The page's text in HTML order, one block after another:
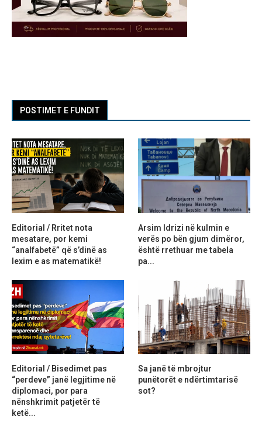
POSTIMET E FUNDIT
Editorial / Rritet nota
mesatare, por kemi
“analfabetë” që s’dinë as
lexim e as matematikë!
Arsim Idrizi në kulmin e
verës po bën gjum dimëror,
është rrethuar me tabela
pa...
Editorial / Bisedimet pas
“perdeve” janë legjitime në
diplomaci, por para
nënshkrimit patjetër të
ketë...
Sa janë të mbrojtur
punëtorët e ndërtimtarisë
sot?